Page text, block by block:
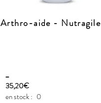
Arthro-aide - Nutragile
_
35,20€
en stock : 0